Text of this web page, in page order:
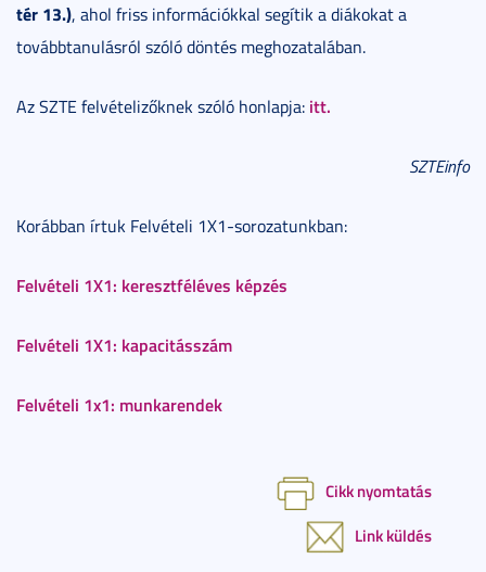
tér 13.), ahol friss információkkal segítik a diákokat a
továbbtanulásról szóló döntés meghozatalában.
Az SZTE felvételizőknek szóló honlapja: itt.
SZTEinfo
Korábban írtuk Felvételi 1X1-sorozatunkban:
Felvételi 1X1: keresztféléves képzés
Felvételi 1X1: kapacitásszám
Felvételi 1x1: munkarendek
Cikk nyomtatás
Link küldés